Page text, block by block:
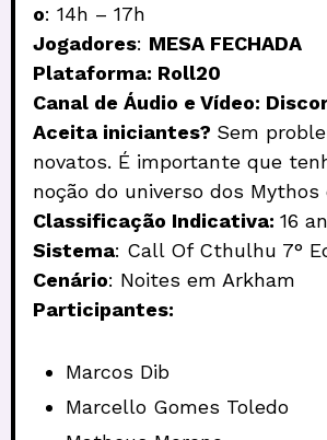
o: 14h – 17h
Jogadores: MESA FECHADA
Plataforma: Roll20
Canal de Áudio e Vídeo:
Aceita iniciantes? Sem
novatos. É importante que
noção do universo dos Mythos
Classificação Indicativa: 16
Sistema: Call Of Cthulhu 7°
Cenário: Noites em Arkham
Participantes:
Marcos Dib
Marcello Gomes Toledo